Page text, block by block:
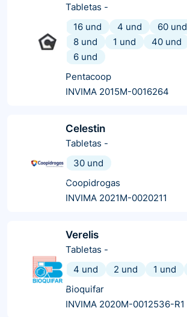
Tabletas -
16 und
4 und 60 und
8 und
1 und 40 und
6 und
Pentacoop
INVIMA 2015M-0016264
Celestin
Tabletas -
30 und
Coopidrogas
INVIMA 2021M-0020211
Verelis
Tabletas -
4 und
2 und 1 und
Bioquifar
INVIMA 2020M-0012536-R1